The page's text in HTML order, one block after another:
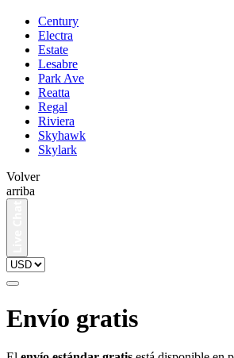
Century
Electra
Estate
Lesabre
Park Ave
Reatta
Regal
Riviera
Skyhawk
Skylark
Volver
arriba
Envío gratis